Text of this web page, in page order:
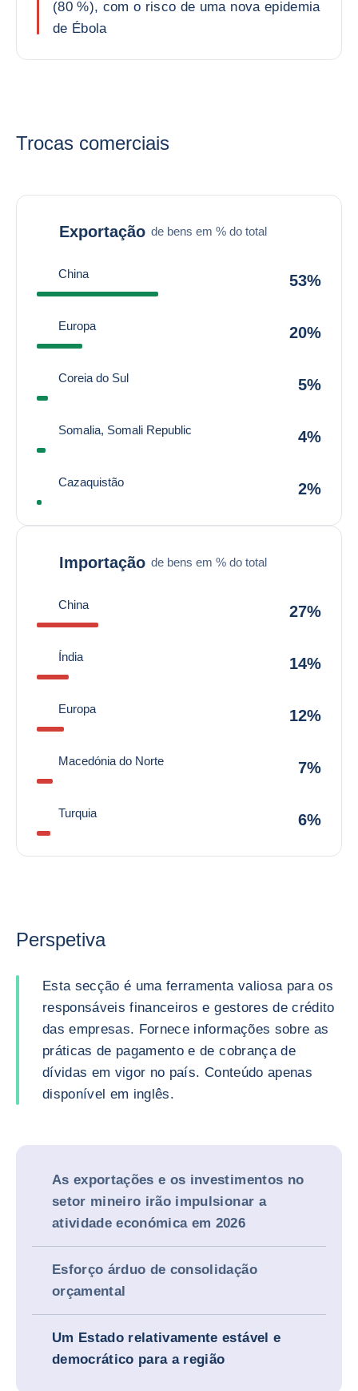
(80 %), com o risco de uma nova epidemia
de Ébola
Trocas comerciais
Exportação de bens em % do total
China 53%
Europa 20%
Coreia do Sul 5%
Somalia, Somali Republic 4%
Cazaquistão 2%
Importação de bens em % do total
China 27%
Índia 14%
Europa 12%
Macedónia do Norte 7%
Turquia 6%
Perspetiva
Esta secção é uma ferramenta valiosa para os
responsáveis financeiros e gestores de crédito
das empresas. Fornece informações sobre as
práticas de pagamento e de cobrança de
dívidas em vigor no país. Conteúdo apenas
disponível em inglês.
As exportações e os investimentos no
setor mineiro irão impulsionar a
atividade económica em 2026
Esforço árduo de consolidação
orçamental
Um Estado relativamente estável e
democrático para a região